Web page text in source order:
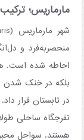
مارماریس؛
منحصر‌به‌فرد و
احاطه شده است.
بلکه در خنک شدن
در تابستان قرار داد.
تفرجگاه ساحلی